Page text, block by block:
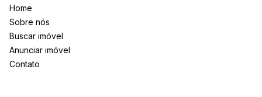
Home
Sobre nós
Buscar imóvel
Anunciar imóvel
Contato